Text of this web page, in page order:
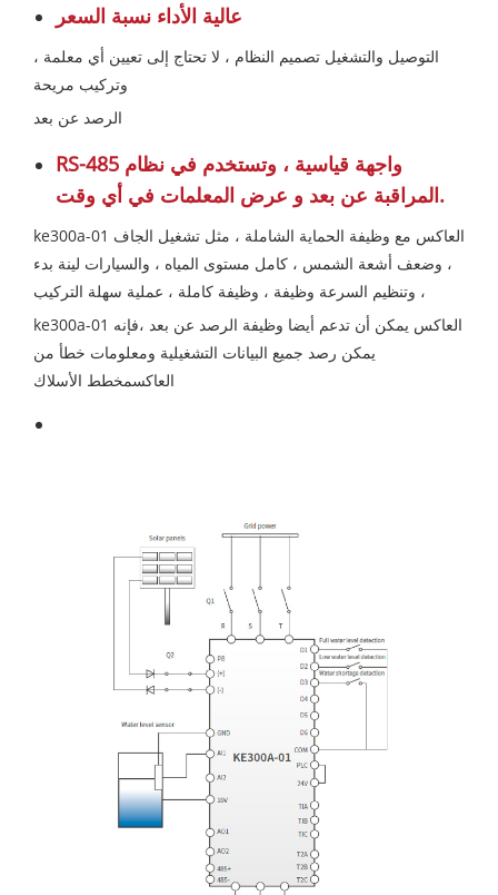
عالية الأداء نسبة السعر
التوصيل والتشغيل تصميم النظام ، لا تحتاج إلى تعيين أي معلمة ،
وتركيب مريحة
الرصد عن بعد
RS-485 واجهة قياسية ، وتستخدم في نظام
المراقبة عن بعد و عرض المعلمات في أي وقت.
ke300a-01 العاكس مع وظيفة الحماية الشاملة ، مثل تشغيل الجاف
، وضعف أشعة الشمس ، كامل مستوى المياه ، والسيارات لينة بدء
وتنظيم السرعة وظيفة ، وظيفة كاملة ، عملية سهلة التركيب ،
ke300a-01 العاكس يمكن أن تدعم أيضا وظيفة الرصد عن بعد ،فإنه
يمكن رصد جميع البيانات التشغيلية ومعلومات خطأ من
العاكسمخطط الأسلاك